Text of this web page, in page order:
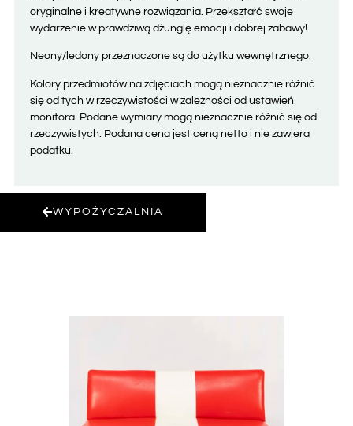
oryginalne i kreatywne rozwiązania. Przekształć swoje
wydarzenie w prawdziwą dżunglę emocji i dobrej zabawy!
Neony/ledony przeznaczone są do użytku wewnętrznego.
Kolory przedmiotów na zdjęciach mogą nieznacznie różnić
się od tych w rzeczywistości w zależności od ustawień
monitora. Podane wymiary mogą nieznacznie różnić się od
rzeczywistych. Podana cena jest ceną netto i nie zawiera
podatku.
WYPOŻYCZALNIA